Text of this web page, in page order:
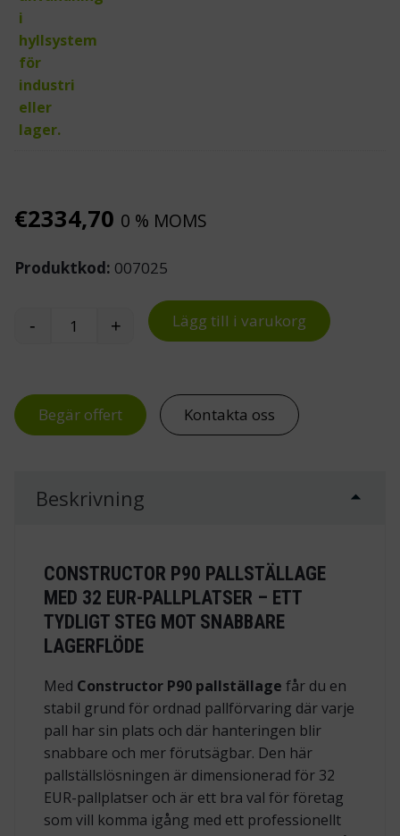
€2334,70 0 % MOMS
Produktkod: 007025
Pallställ 32 EUR-pallplatser mängd
- + Lägg till i varukorg
Begär offert Kontakta oss
Beskrivning
CONSTRUCTOR P90 PALLSTÄLLAGE
MED 32 EUR-PALLPLATSER – ETT
TYDLIGT STEG MOT SNABBARE
LAGERFLÖDE
Med Constructor P90 pallställage får du en
stabil grund för ordnad pallförvaring där varje
pall har sin plats och där hanteringen blir
snabbare och mer förutsägbar. Den här
pallställslösningen är dimensionerad för 32
EUR-pallplatser och är ett bra val för företag
som vill komma igång med ett professionellt